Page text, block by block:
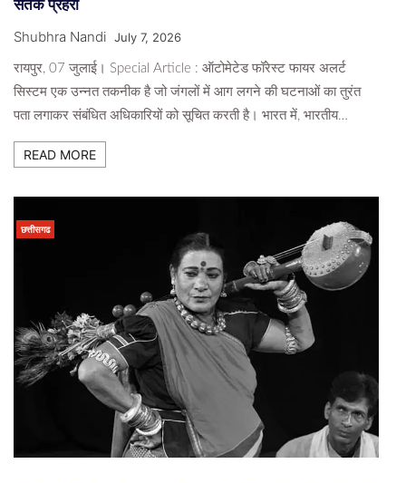
सतर्क प्रहरी
Shubhra Nandi July 7, 2026
रायपुर, 07 जुलाई। Special Article : ऑटोमेटेड फॉरेस्ट फायर अलर्ट
सिस्टम एक उन्नत तकनीक है जो जंगलों में आग लगने की घटनाओं का तुरंत
पता लगाकर संबंधित अधिकारियों को सूचित करती है। भारत में, भारतीय…
READ MORE
छत्तीसगढ